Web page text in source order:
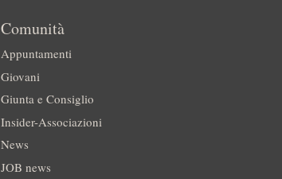
Comunità
Appuntamenti
Giovani
Giunta e Consiglio
Insider-Associazioni
News
JOB news